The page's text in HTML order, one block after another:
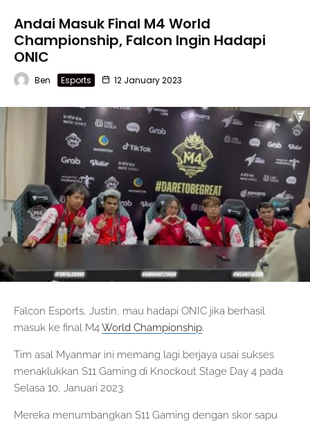
Andai Masuk Final M4 World
Championship, Falcon Ingin Hadapi
ONIC
Ben Esports 12 January 2023
Falcon Esports, Justin, mau hadapi ONIC jika berhasil
masuk ke final M4World Championship.
Tim asal Myanmar ini memang lagi berjaya usai sukses
menaklukkan S11 Gaming di Knockout Stage Day 4 pada
Selasa 10, Januari 2023.
Mereka menumbangkan S11 Gaming dengan skor sapu